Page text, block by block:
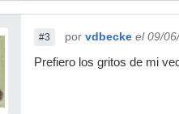
#3 por vdbecke el 09/
Prefiero los gritos de mi